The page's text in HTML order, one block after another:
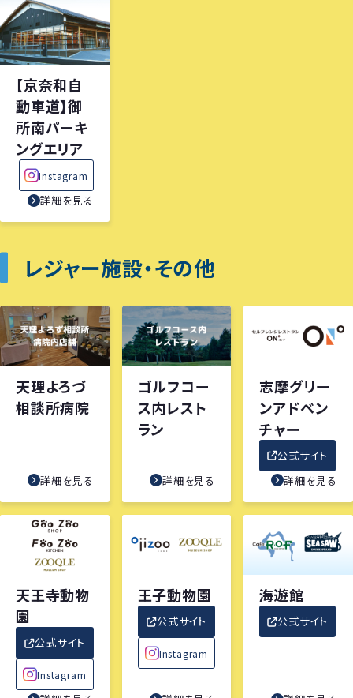
【京奈和自
動車道】御
所南パーキ
ングエリア
Instagram
詳細を見る
レジャー施設・その他
天理よろづ
相談所病院
詳細を見る
ゴルフコー
ス内レスト
ラン
詳細を見る
志摩グリー
ンアドベン
チャー
公式サイト
詳細を見る
天王寺動物
園
公式サイト
Instagram
王子動物園
公式サイト
Instagram
海遊館
公式サイト